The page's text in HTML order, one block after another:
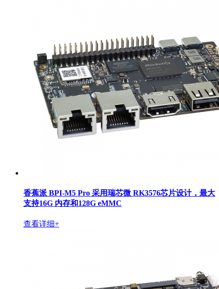
香蕉派 BPI-M5 Pro 采用瑞芯微 RK3576芯片设计，最大
支持16G 内存和128G eMMC
查看详细+